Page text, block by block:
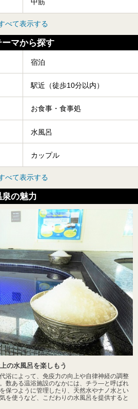
中筋
べて表示する
マから探す
宿泊
駅近（徒歩10分以内）
お食事・食事処
水風呂
カップル
べて表示する
の魅力
の水風呂を楽しもう
浴によって、免疫力の向上や自律神経の調整
数ある温浴施設のなかには、チラ―と呼ばれ
保つように管理したり、天然水やナノ水とい
を使うなど、こだわりの水風呂を提供すると